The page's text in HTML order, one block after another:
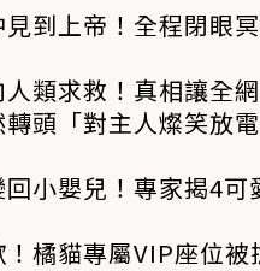
到上帝！全程閉眼
類求救！真相讓全
頭「對主人燦笑放
小嬰兒！專家揭4
橘貓專屬VIP座位